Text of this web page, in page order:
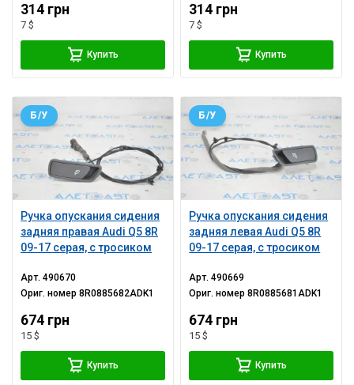
314 грн
7 $
Купить
314 грн
7 $
Купить
Ручка опускания сидения
задняя правая Audi Q5 8R
09-17 серая, с тросиком
Б/У
Арт.490670
Ориг. номер8R0885682ADK1
674 грн
15 $
Купить
Ручка опускания сидения
задняя левая Audi Q5 8R
09-17 серая, с тросиком
Б/У
Арт.490669
Ориг. номер8R0885681ADK1
674 грн
15 $
Купить